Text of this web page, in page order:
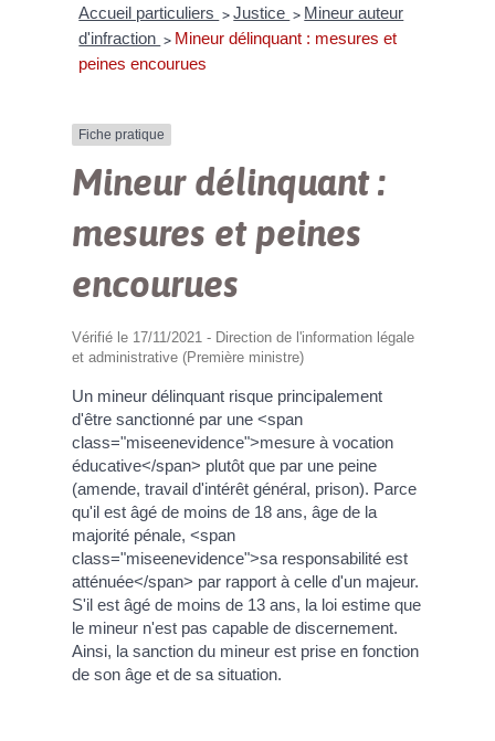
Accueil particuliers > Justice > Mineur auteur
d'infraction > Mineur délinquant : mesures et
peines encourues
Fiche pratique
Mineur délinquant :
mesures et peines
encourues
Vérifié le 17/11/2021 - Direction de l'information légale
et administrative (Première ministre)
Un mineur délinquant risque principalement
d'être sanctionné par une <span
class="miseenevidence">mesure à vocation
éducative</span> plutôt que par une peine
(amende, travail d'intérêt général, prison). Parce
qu'il est âgé de moins de 18 ans, âge de la
majorité pénale, <span
class="miseenevidence">sa responsabilité est
atténuée</span> par rapport à celle d'un majeur.
S'il est âgé de moins de 13 ans, la loi estime que
le mineur n'est pas capable de discernement.
Ainsi, la sanction du mineur est prise en fonction
de son âge et de sa situation.